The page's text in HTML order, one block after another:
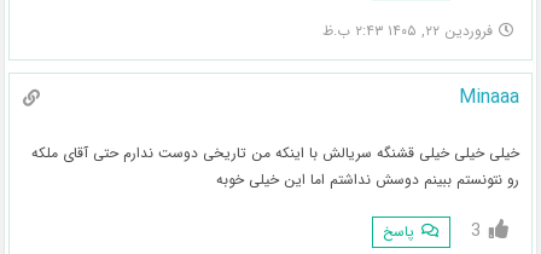
فروردین ۲۲, ۱۴۰۵ ۲:۴۳ ب.ظ
Minaaa
خیلی خیلی خیلی قشنگه سریالش با اینکه من تاریخی دوست ندارم حتی آقای ملکه
رو نتونستم ببینم دوسش نداشتم اما این خیلی خوبه
3 پاسخ